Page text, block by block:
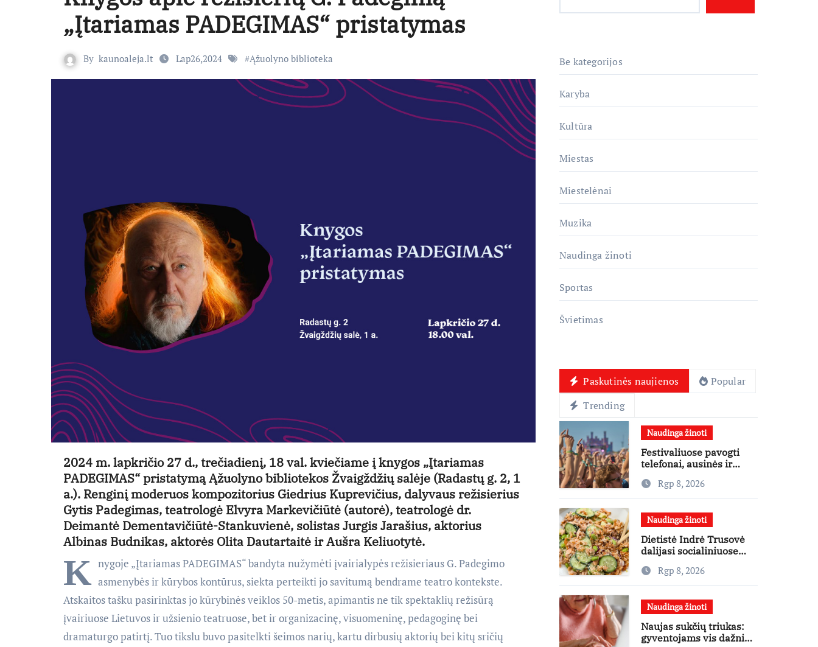
„Įtariamas PADEGIMAS“ pristatymas
By kaunoaleja.lt Lap26,2024 #Ąžuolyno biblioteka
2024 m. lapkričio 27 d., trečiadienį, 18 val. kviečiame į knygos „Įtariamas
PADEGIMAS“ pristatymą Ąžuolyno bibliotekos Žvaigždžių salėje (Radastų g. 2, 1
a.). Renginį moderuos kompozitorius Giedrius Kuprevičius, dalyvaus režisierius
Gytis Padegimas, teatrologė Elvyra Markevičiūtė (autorė), teatrologė dr.
Deimantė Dementavičiūtė-Stankuvienė, solistas Jurgis Jarašius, aktorius
Albinas Budnikas, aktorės Olita Dautartaitė ir Aušra Keliuotytė.
K nygoje „Įtariamas PADEGIMAS“ bandyta nužymėti įvairialypės režisieriaus G. Padegimo
asmenybės ir kūrybos kontūrus, siekta perteikti jo savitumą bendrame teatro kontekste.
Atskaitos tašku pasirinktas jo kūrybinės veiklos 50-metis, apimantis ne tik spektaklių režisūrą
įvairiuose Lietuvos ir užsienio teatruose, bet ir organizacinę, visuomeninę, pedagoginę bei
dramaturgo patirtį. Tuo tikslu buvo pasitelkti šeimos narių, kartu dirbusių aktorių bei kitų sričių
Be kategorijos
Karyba
Kultūra
Miestas
Miestelėnai
Muzika
Naudinga žinoti
Sportas
Švietimas
Paskutinės naujienos
Popular
Trending
Naudinga žinoti
Festivaliuose pavogti
telefonai, ausinės ir
primena apie
didžiausias finansines
rizikas
Rgp 8, 2026
Naudinga žinoti
Dietistė Indrė Trusovė
dalijasi socialiniuose
išpopuliarėjusiu lašišos
salotų receptu
Rgp 8, 2026
Naudinga žinoti
Naujas sukčių triukas:
gyventojams vis dažniau